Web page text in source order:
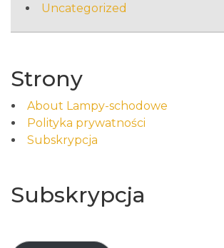
Uncategorized
Strony
About Lampy-schodowe
Polityka prywatności
Subskrypcja
Subskrypcja